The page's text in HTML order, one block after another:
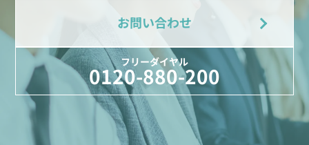
お問い合わせ
フリーダイヤル
0120-880-200